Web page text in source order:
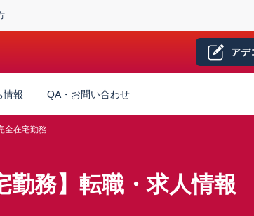
アデ
情報 QA・お問い合わせ
全在宅勤務
勤務】転職・求人情報